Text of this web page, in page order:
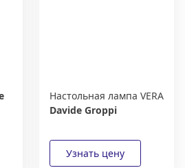
Настольная лампа VERA
Davide Groppi